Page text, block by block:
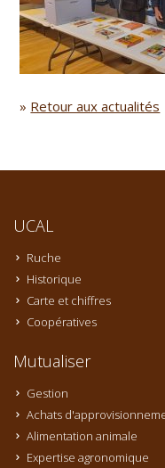
» Retour aux actualités
UCAL
Ruche
Historique
Carte et chiffres
Coopératives
Mutualiser
Gestion
Achats
Alimentation animale
Expertise agronomique